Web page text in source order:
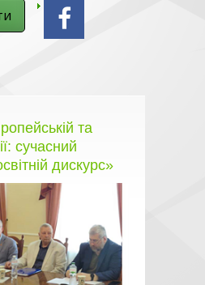
та
сучасний
дискурс»